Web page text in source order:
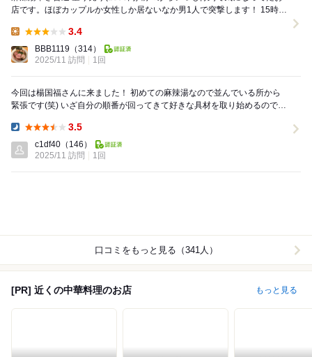
店です。ほぼカップルか女性しか居ないなか男1人で突撃します！ 15時
3.4
BBB1119 （314）
2025/11 訪問
1回
今回は楊国福さんに来ました！ 初めての麻辣湯なので並んでいる所から
緊張です(笑) いざ自分の順番が回ってきて好きな具材を取り始めるのです
3.5
c1df40 （146）
2025/11 訪問
1回
口コミをもっと見る（341人）
[PR] 近くの中華料理のお店 もっと見る